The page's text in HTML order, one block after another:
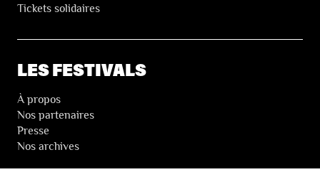
Tickets solidaires
LES FESTIVALS
À propos
Nos partenaires
Presse
Nos archives